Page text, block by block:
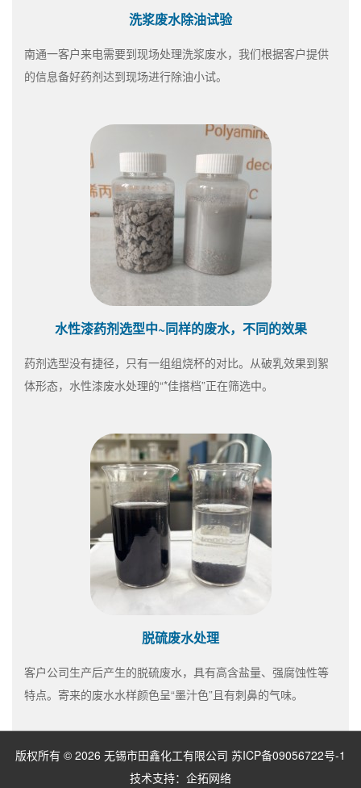
洗浆废水除油试验
南通一客户来电需要到现场处理洗浆废水，我们根据客户提供
的信息备好药剂达到现场进行除油小试。
水性漆药剂选型中~同样的废水，不同的效果
药剂选型没有捷径，只有一组组烧杯的对比。从破乳效果到絮
体形态，水性漆废水处理的“*佳搭档”正在筛选中。
脱硫废水处理
客户公司生产后产生的脱硫废水，具有高含盐量、强腐蚀性等
特点。寄来的废水水样颜色呈“墨汁色”且有刺鼻的气味。
版权所有 © 2026 无锡市田鑫化工有限公司 苏ICP备09056722号-1
技术支持： 企拓网络